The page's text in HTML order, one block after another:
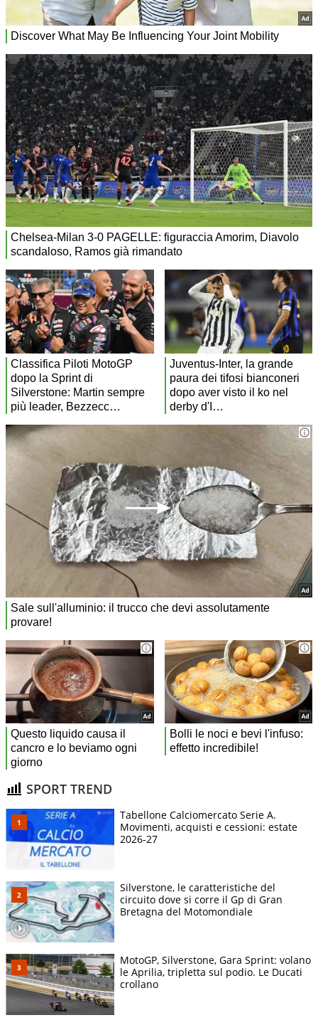
SPORT TREND
Tabellone Calciomercato Serie A.
Movimenti, acquisti e cessioni: estate
2026-27
Silverstone, le caratteristiche del
circuito dove si corre il Gp di Gran
Bretagna del Motomondiale
MotoGP, Silverstone, Gara Sprint: volano
le Aprilia, tripletta sul podio. Le Ducati
crollano